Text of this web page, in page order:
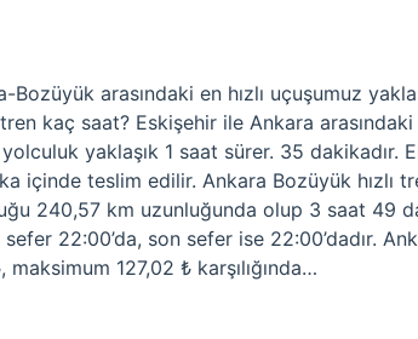
arasındaki en hızlı uçuşumuz
kaç saat? Eskişehir ile Ankara
yaklaşık 1 saat sürer. 35 dakikadır.
içinde teslim edilir. Ankara Bozüyük hızlı
240,57 km uzunluğunda olup 3 saat 49
22:00’da, son sefer ise 22:00’dadır.
127,02 ₺ karşılığında…